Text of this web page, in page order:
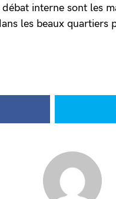
interne sont les
les beaux quartiers